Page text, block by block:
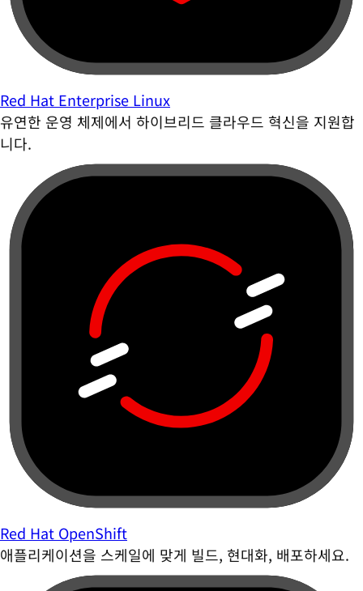
Red Hat Enterprise Linux
유연한 운영 체제에서 하이브리드 클라우드 혁신을 지원합
니다.
Red Hat OpenShift
애플리케이션을 스케일에 맞게 빌드, 현대화, 배포하세요.